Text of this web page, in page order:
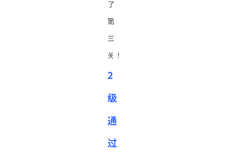
了
第
三
关！
2
级
通
过